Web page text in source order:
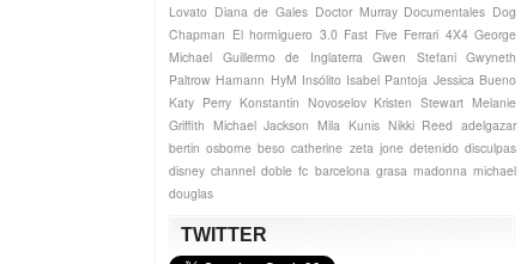
Lovato Diana de Gales Doctor Murray Documentales Dog
Chapman El hormiguero 3.0 Fast Five Ferrari 4X4 George
Michael Guillermo de Inglaterra Gwen Stefani Gwyneth
Paltrow Hamann HyM Insólito Isabel Pantoja Jessica Bueno
Katy Perry Konstantin Novoselov Kristen Stewart Melanie
Griffith Michael Jackson Mila Kunis Nikki Reed adelgazar
bertin osborne beso catherine zeta jone detenido disculpas
disney channel doble fc barcelona grasa madonna michael
douglas
TWITTER